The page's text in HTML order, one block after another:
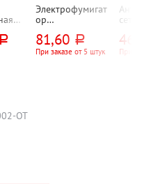
Электрофумигат
ор
поворотная
вилка
81,60 руб.
При заказе от 5 штук
сетка на
468
При
OT